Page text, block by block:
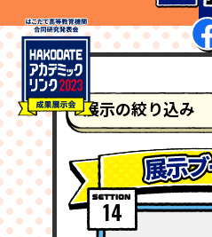
展示の絞り込み
14